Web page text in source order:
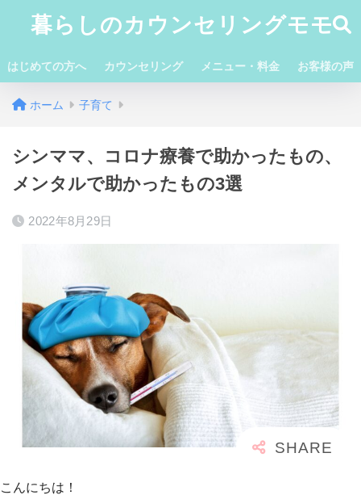
暮らしのカウンセリングモモ
はじめての方へ カウンセリング メニュー・料金 お客様の声
ホーム 子育て
シンママ、コロナ療養で助かったもの、
メンタルで助かったもの3選
2022年8月29日
こんにちは！